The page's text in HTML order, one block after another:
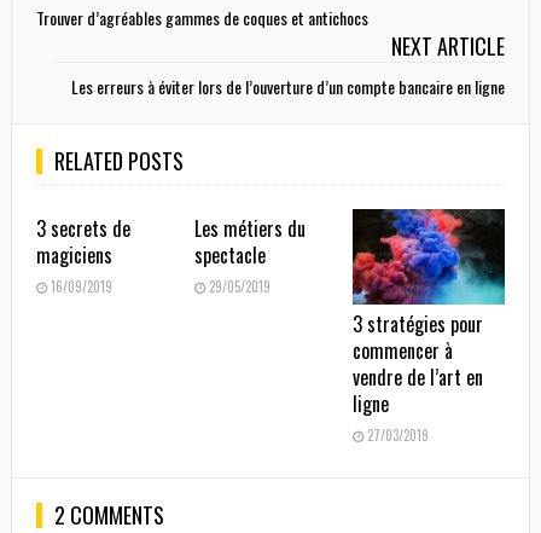
Trouver d’agréables gammes de coques et antichocs
NEXT ARTICLE
Les erreurs à éviter lors de l’ouverture d’un compte bancaire en ligne
RELATED POSTS
3 secrets de
magiciens
16/09/2019
Les métiers du
spectacle
29/05/2019
3 stratégies pour
commencer à
vendre de l’art en
ligne
27/03/2019
2 COMMENTS